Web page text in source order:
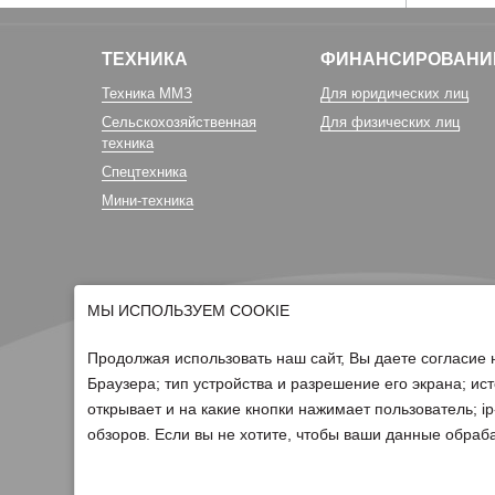
ТЕХНИКА
Техника ММЗ
Сельскохозяйственная
техника
Спецтехника
Мини-техника
Для юридических лиц
Для физических лиц
© 2026 Группа компаний Белагро
МЫ ИСПОЛЬЗУЕМ COOKIE
Продолжая использовать наш сайт, Вы даете
Браузера; тип устройства и разрешение его экрана;
открывает и на какие кнопки нажимает пользователь;
обзоров. Если вы не хотите, чтобы ваши данные